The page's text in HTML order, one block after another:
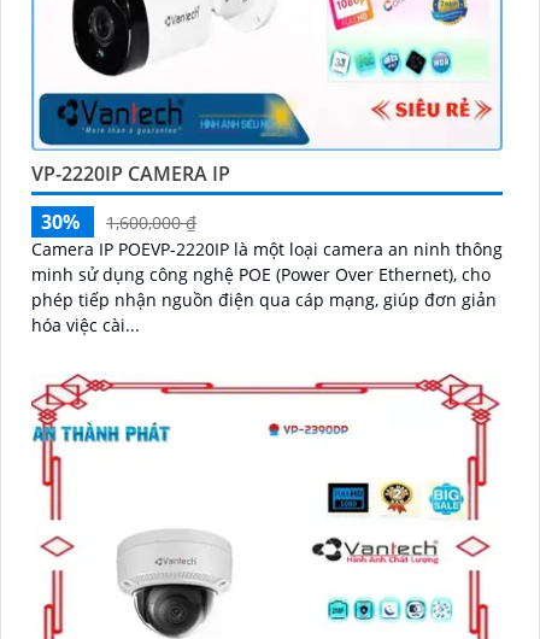
VP-2220IP CAMERA IP
30%
1,600,000 ₫
Camera IP POEVP-2220IP là một loại camera an ninh thông
minh sử dụng công nghệ POE (Power Over Ethernet), cho
phép tiếp nhận nguồn điện qua cáp mạng, giúp đơn giản
hóa việc cài...